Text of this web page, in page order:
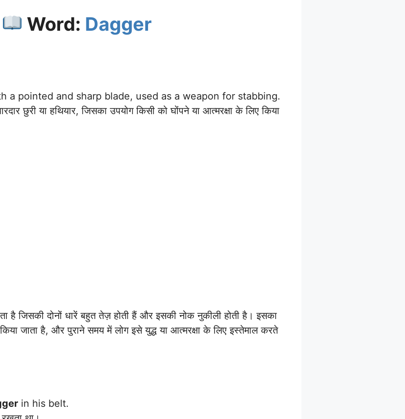
Word: Dagger
a pointed and sharp blade, used as a weapon for stabbing.
छुरी या हथियार, जिसका उपयोग किसी को घोंपने या आत्मरक्षा के लिए किया
है जिसकी दोनों धारें बहुत तेज़ होती हैं और इसकी नोक नुकीली होती है। इसका
जाता है, और पुराने समय में लोग इसे युद्ध या आत्मरक्षा के लिए इस्तेमाल करते
in his belt.